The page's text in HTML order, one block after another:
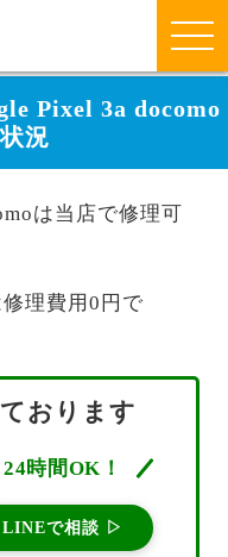
Pixel 3a docomo
況
は当店で修理可
理費用0円で
おります
24時間OK！
LINEで相談 ▷